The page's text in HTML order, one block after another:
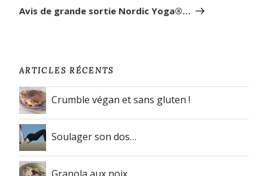
suivant
Avis de grande sortie Nordic Yoga®…
ARTICLES RÉCENTS
Crumble végan et sans gluten !
Soulager son dos…